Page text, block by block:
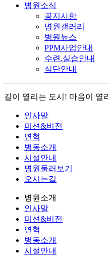
병원소식
공지사항
병원갤러리
병원뉴스
PPM사업안내
수련.실습안내
식단안내
길이 열리는 도시! 마음이 열
인사말
미션&비전
연혁
병동소개
시설안내
병원둘러보기
오시는길
병원소개
인사말
미션&비전
연혁
병동소개
시설안내